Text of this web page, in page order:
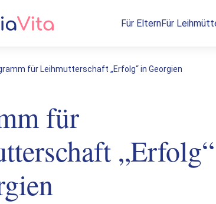
Für ElternFür
für Leihmutterschaft „Erfolg“ in Georgien
für
„Erfolg“